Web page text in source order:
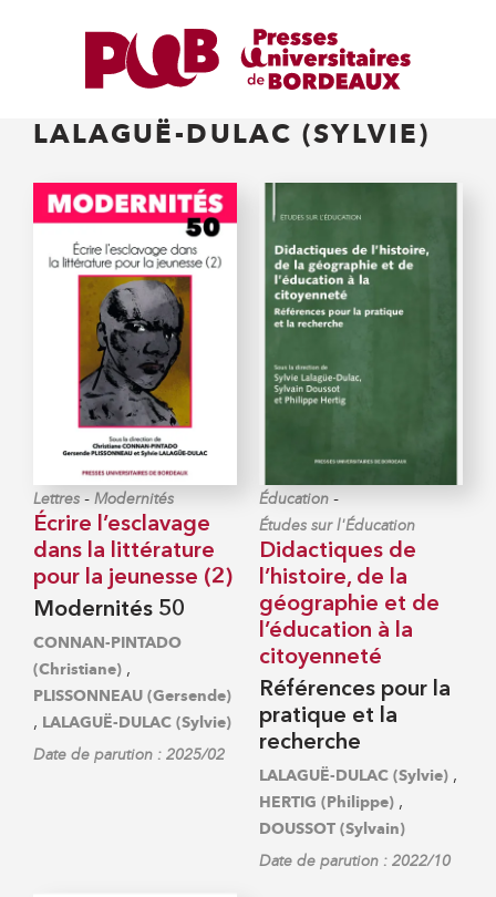
LALAGUË-DULAC (SYLVIE)
Lettres - Modernités
Écrire l’esclavage
dans la littérature
pour la jeunesse (2)
Modernités 50
CONNAN-PINTADO
(Christiane) ,
PLISSONNEAU (Gersende)
, LALAGUË-DULAC (Sylvie)
Date de parution : 2025/02
Éducation -
Études sur l'Éducation
Didactiques de
l’histoire, de la
géographie et de
l’éducation à la
citoyenneté
Références pour la
pratique et la
recherche
LALAGUË-DULAC (Sylvie) ,
HERTIG (Philippe) ,
DOUSSOT (Sylvain)
Date de parution : 2022/10